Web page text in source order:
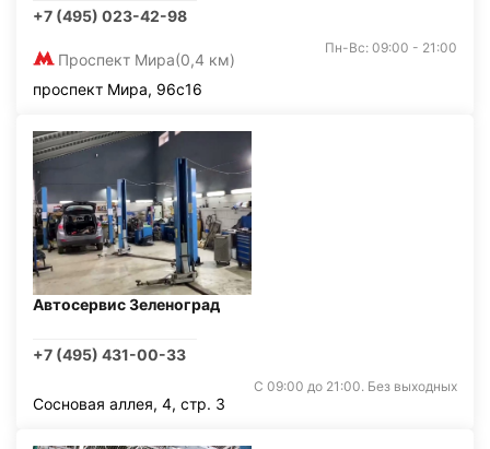
+7 (495) 023-42-98
Проспект Мира(0,4 км)
Пн-Вс: 09:00 - 21:00
проспект Мира, 96с16
Автосервис Зеленоград
+7 (495) 431-00-33
С 09:00 до 21:00. Без выходных
Сосновая аллея, 4, стр. 3